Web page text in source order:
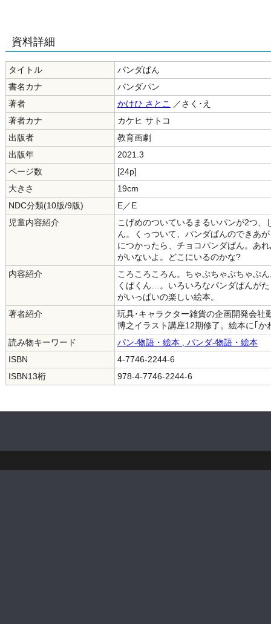
資料詳細
タイトル
パンダぱん
書名カナ
パンダパン
著者
かけひ さとこ
／さく･え
著者カナ
カケヒ サトコ
出版者
教育画劇
出版年
2021.3
ページ数
[24p]
大きさ
19cm
NDC分類(10版/9版)
E／E
児童内容紹介
こげめのついているまるいパンが2つ
ん。くっついて、パンダぱんのできあ
につかったら、チョコパンダぱん。あ
がいないよ。どこにいるのかな?
内容紹介
ころころころん。ちゃぷちゃぷちゃぷ
くぱくん…。いろいろなパンダぱんが
がいっぱいの楽しい絵本。
著者紹介
玩具･キャラクター雑貨の企画開発会社
博之イラスト講座12期修了。絵本に｢か
読み物キーワード
パン-物語・絵本
パンダ-物語・絵本
ISBN
4-7746-2244-6
ISBN13桁
978-4-7746-2244-6